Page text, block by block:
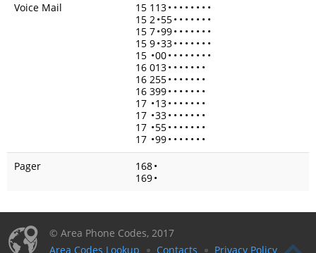
Voice Mail
15 113• • • • • • • •
15 2•55• • • • • • •
15 7•99• • • • • • •
15 9•33• • • • • • •
15 •00• • • • • • • •
16 013• • • • • • •
16 255• • • • • • •
16 399• • • • • • •
17 •13• • • • • • •
17 •33• • • • • • •
17 •55• • • • • • •
17 •99• • • • • • •
Pager
168•
169•
© Area Phone Codes, 2017
Area Codes Lookup
Contacts Privacy Policy